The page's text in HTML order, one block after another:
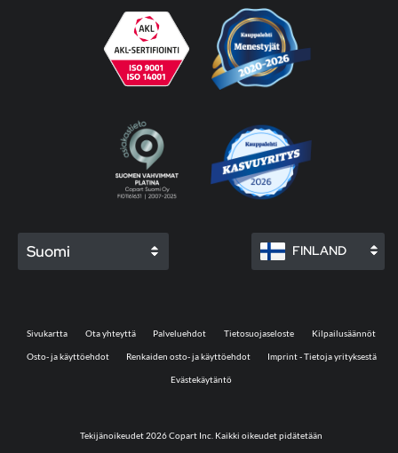
Suomi FINLAND
Tekijänoikeudet 2026 Copart Inc. Kaikki oikeudet pidätetään
Sivukartta Ota yhteyttä Palveluehdot Tietosuojaseloste Kilpailusäännöt
Osto- ja käyttöehdot Renkaiden osto- ja käyttöehdot Imprint - Tietoja yrityksestä
Evästekäytäntö